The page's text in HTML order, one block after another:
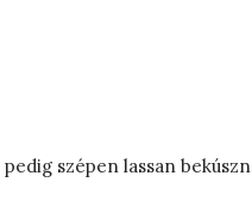
szépen lassan